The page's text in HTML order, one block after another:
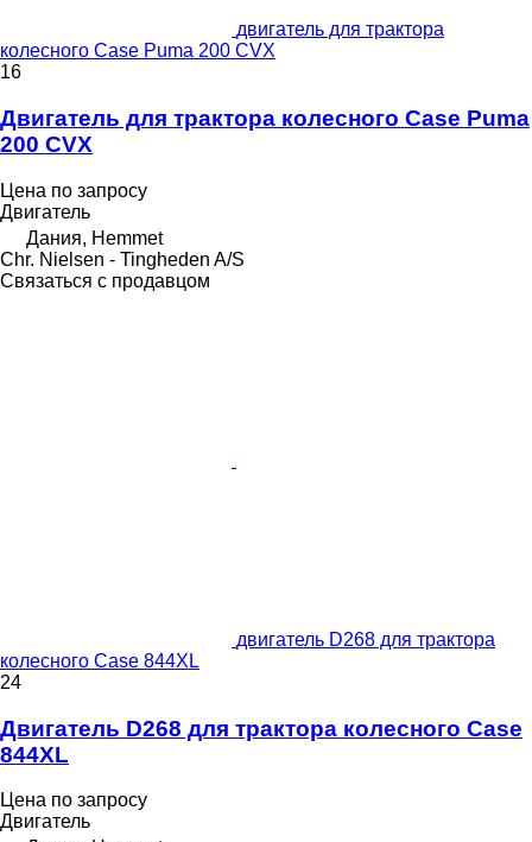
двигатель для трактора
колесного Case Puma 200 CVX
16
Двигатель для трактора колесного Case Puma
200 CVX
Цена по запросу
Двигатель
Дания, Hemmet
Chr. Nielsen - Tingheden A/S
Связаться с продавцом
двигатель D268 для трактора
колесного Case 844XL
24
Двигатель D268 для трактора колесного Case
844XL
Цена по запросу
Двигатель